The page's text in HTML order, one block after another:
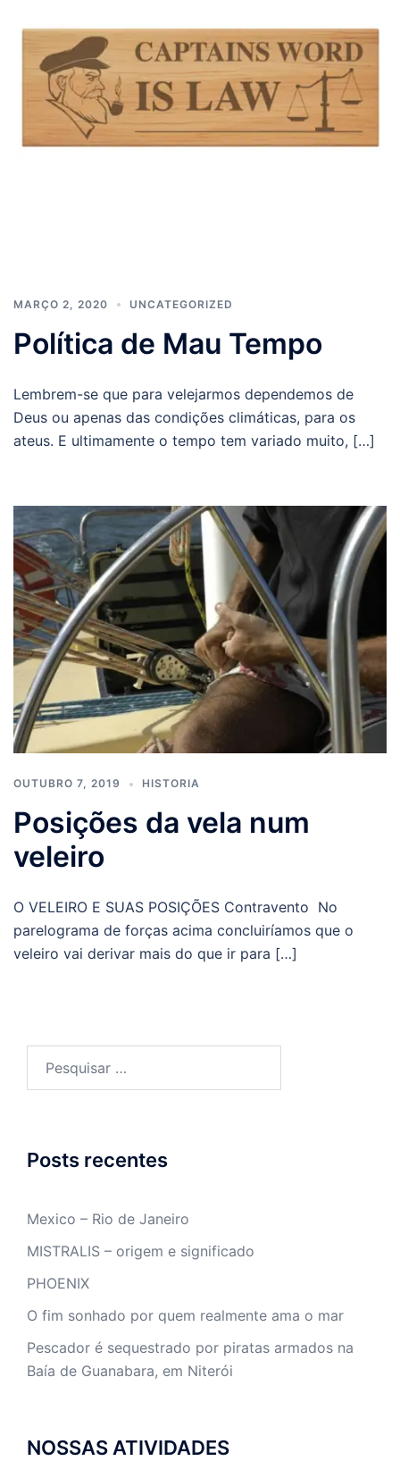
MARÇO 2, 2020 UNCATEGORIZED
Política de Mau Tempo
Lembrem-se que para velejarmos dependemos de
Deus ou apenas das condições climáticas, para os
ateus. E ultimamente o tempo tem variado muito, […]
OUTUBRO 7, 2019 HISTORIA
Posições da vela num
veleiro
O VELEIRO E SUAS POSIÇÕES Contravento No
parelograma de forças acima concluiríamos que o
veleiro vai derivar mais do que ir para […]
Posts recentes
Mexico – Rio de Janeiro
MISTRALIS – origem e significado
PHOENIX
O fim sonhado por quem realmente ama o mar
Pescador é sequestrado por piratas armados na
Baía de Guanabara, em Niterói
NOSSAS ATIVIDADES